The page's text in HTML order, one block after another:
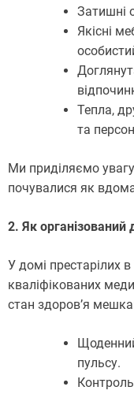
Затишні
Якісні
Тепла,
та
Ми приділяємо
почувалися як
2. Як організований
У домі престарілих
кваліфікованих
стан здоров’я
пульсу.